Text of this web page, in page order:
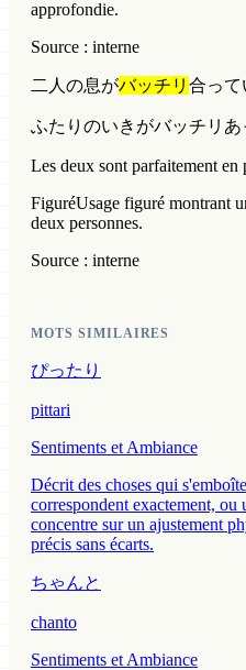
approfondie.
Source : interne
二人の息がバッチリ 合って
ふたりのいきがバッチリあ
Les deux sont parfaitement en
FiguréUsage figuré montrant
deux personnes.
Source : interne
MOTS SIMILAIRES
ぴったり
pittari
Sentiments et Ambiance
Décrit des choses qui
correspondent exactement, ou
concentre sur un ajustement
précis sans écarts.
ちゃんと
chanto
Sentiments et Ambiance